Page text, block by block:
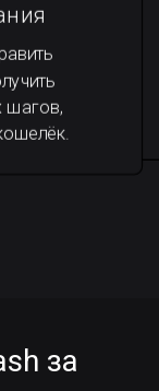
шагов,
за